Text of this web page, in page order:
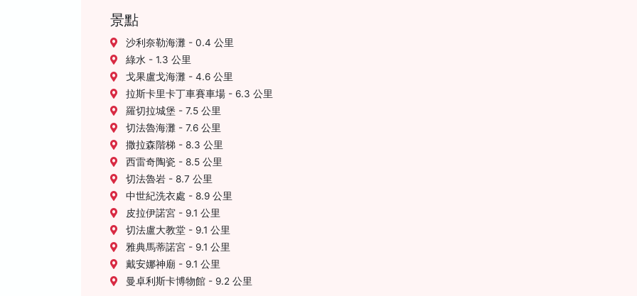
景點
沙利奈勒海灘 - 0.4 公里
綠水 - 1.3 公里
戈果盧戈海灘 - 4.6 公里
拉斯卡里卡丁車賽車場 - 6.3 公里
羅切拉城堡 - 7.5 公里
切法魯海灘 - 7.6 公里
撒拉森階梯 - 8.3 公里
西雷奇陶瓷 - 8.5 公里
切法魯岩 - 8.7 公里
中世紀洗衣處 - 8.9 公里
皮拉伊諾宮 - 9.1 公里
切法盧大教堂 - 9.1 公里
雅典馬蒂諾宮 - 9.1 公里
戴安娜神廟 - 9.1 公里
曼卓利斯卡博物館 - 9.2 公里